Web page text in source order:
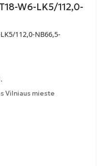
W6-LK5/112,0-
112,0-NB66,5-
Vilniaus mieste